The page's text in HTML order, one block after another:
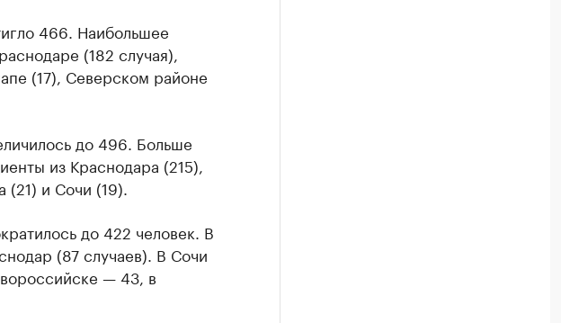
466. Наибольшее
(182 случая),
(17), Северском районе
до 496. Больше
из Краснодара (215),
и Сочи (19).
до 422 человек. В
(87 случаев). В Сочи
— 43, в